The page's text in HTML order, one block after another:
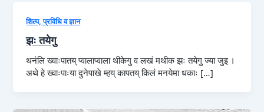
शिल्प, प्रविधि व ज्ञान
झः तयेगु
थनंलि ख्वाःपातय् प्वालाप्वाला थीकेगु व लखं मथीक झः तयेगु ज्या जुइ ।
अथे हे ख्वाःपाःया दुनेपाखे म्हय् कापतय् किलं मनयेमा धकाः […]